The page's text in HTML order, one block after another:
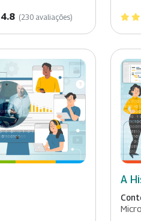
4.8 (230 avaliações)
A